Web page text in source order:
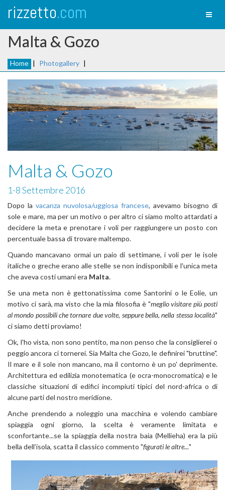
rizzetto.com
Malta & Gozo
Home | Photogallery |
Malta & Gozo
1-8 Settembre 2016
Dopo la vacanza nuvolosa/uggiosa francese, avevamo bisogno di
sole e mare, ma per un motivo o per altro ci siamo molto attardati a
decidere la meta e prenotare i voli per raggiungere un posto con
percentuale bassa di trovare maltempo.
Quando mancavano ormai un paio di settimane, i voli per le isole
italiche o greche erano alle stelle se non indisponibili e l'unica meta
che aveva costi umani era Malta.
Se una meta non è gettonatissima come Santorini o le Eolie, un
motivo ci sarà, ma visto che la mia filosofia è "meglio visitare più posti
al mondo possibili che tornare due volte, seppure bella, nella stessa località"
ci siamo detti proviamo!
Ok, l'ho vista, non sono pentito, ma non penso che la consiglierei o
peggio ancora ci tornerei. Sia Malta che Gozo, le definirei "bruttine".
Il mare e il sole non mancano, ma il contorno è un po' deprimente.
Architettura ed edilizia monotematica (e ocra-monocromatica) e le
classiche situazioni di edifici incompiuti tipici del nord-africa o di
alcune parti del nostro meridione.
Anche prendendo a noleggio una macchina e volendo cambiare
spiaggia ogni giorno, la scelta è veramente limitata e
sconfortante...se la spiaggia della nostra baia (Mellieha) era la più
bella dell’isola, scatta il classico commento "figurati le altre..."